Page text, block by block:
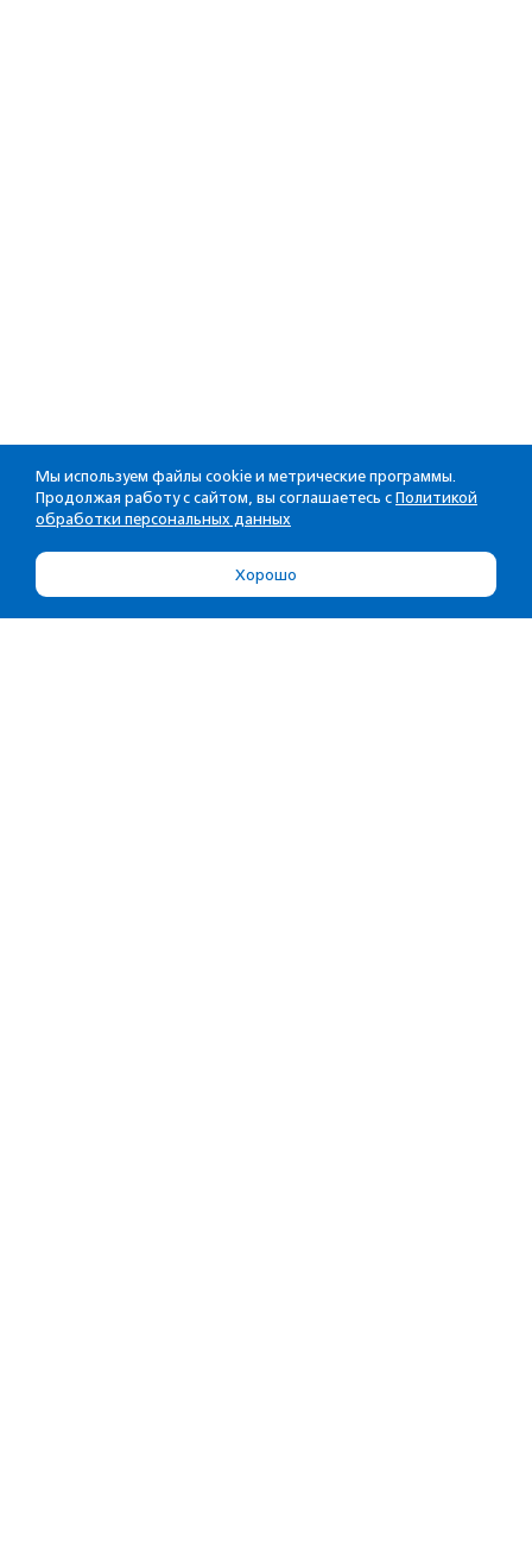
Мы используем файлы cookie и метрические программы.
Продолжая работу с сайтом, вы соглашаетесь с Политикой
обработки персональных данных
Хорошо